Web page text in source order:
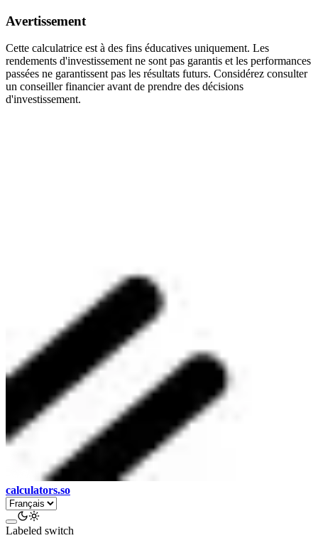
Avertissement
Cette calculatrice est à des fins éducatives uniquement. Les
rendements d'investissement ne sont pas garantis et les performances
passées ne garantissent pas les résultats futurs. Considérez consulter
un conseiller financier avant de prendre des décisions
d'investissement.
calculators.so
Labeled switch